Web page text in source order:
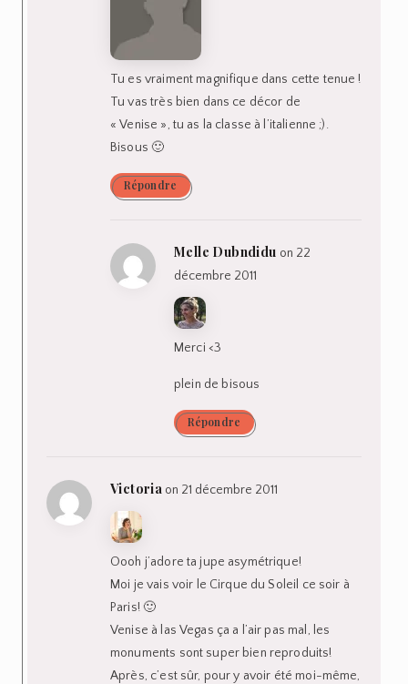
Tu es vraiment magnifique dans cette tenue !
Tu vas très bien dans ce décor de
« Venise », tu as la classe à l’italienne ;).
Bisous 🙂
Répondre
Melle Dubndidu on 22
décembre 2011
Merci <3
plein de bisous
Répondre
Victoria on 21 décembre 2011
Oooh j’adore ta jupe asymétrique!
Moi je vais voir le Cirque du Soleil ce soir à
Paris! 🙂
Venise à las Vegas ça a l’air pas mal, les
monuments sont super bien reproduits!
Après, c’est sûr, pour y avoir été moi-même,